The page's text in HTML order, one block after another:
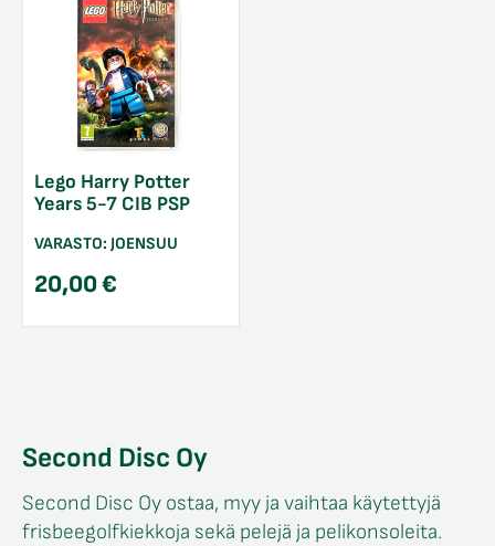
Lego Harry Potter
Years 5-7 CIB PSP
VARASTO: JOENSUU
20,00€
Second Disc Oy
Second Disc Oy ostaa, myy ja vaihtaa käytettyjä
frisbeegolfkiekkoja sekä pelejä ja pelikonsoleita.